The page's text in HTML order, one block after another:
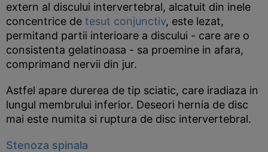
extern al discului intervertebral, alcatuit din inele
concentrice de tesut conjunctiv, este lezat,
permitand partii interioare a discului - care are o
consistenta gelatinoasa - sa proemine in afara,
comprimand nervii din jur.
Astfel apare durerea de tip sciatic, care iradiaza in
lungul membrului inferior. Deseori hernia de disc
mai este numita si ruptura de disc intervertebral.
Stenoza spinala